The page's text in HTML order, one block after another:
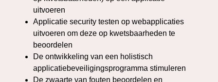
uitvoeren
Applicatie security testen op webapplicaties
uitvoeren om deze op kwetsbaarheden te
beoordelen
De ontwikkeling van een holistisch
applicatiebeveiligingsprogramma stimuleren
De zwaarte van fouten beoordelen en